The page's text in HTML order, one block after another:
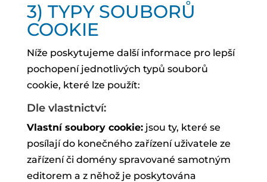
3) TYPY SOUBORŮ
COOKIE
Níže poskytujeme další informace pro lepší
pochopení jednotlivých typů souborů
cookie, které lze použít:
Dle vlastnictví:
Vlastní soubory cookie:jsou ty, které se
posílají do konečného zařízení uživatele ze
zařízení či domény spravované samotným
editorem a z něhož je poskytována